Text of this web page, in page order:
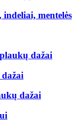
indeliai, mentelės
dažai
dažai